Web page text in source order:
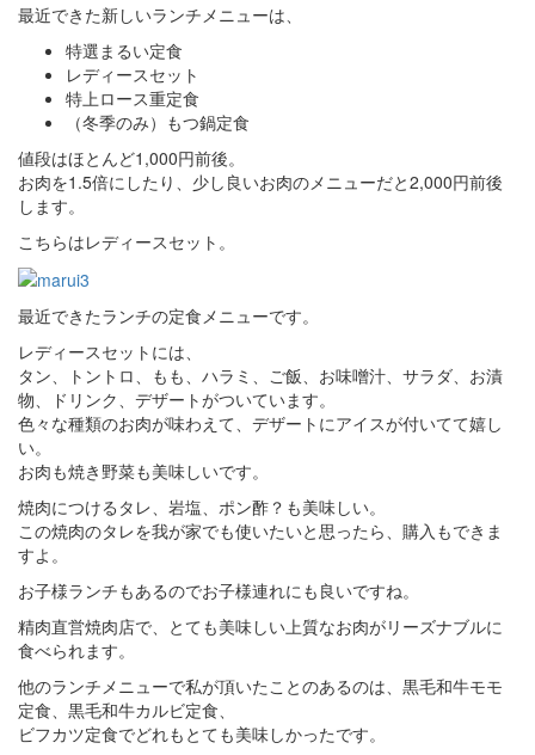
最近できた新しいランチメニューは、
特選まるい定食
レディースセット
特上ロース重定食
（冬季のみ）もつ鍋定食
値段はほとんど1,000円前後。
お肉を1.5倍にしたり、少し良いお肉のメニューだと2,000円前後
します。
こちらはレディースセット。
最近できたランチの定食メニューです。
レディースセットには、
タン、トントロ、もも、ハラミ、ご飯、お味噌汁、サラダ、お漬
物、ドリンク、デザートがついています。
色々な種類のお肉が味わえて、デザートにアイスが付いてて嬉し
い。
お肉も焼き野菜も美味しいです。
焼肉につけるタレ、岩塩、ポン酢？も美味しい。
この焼肉のタレを我が家でも使いたいと思ったら、購入もできま
すよ。
お子様ランチもあるのでお子様連れにも良いですね。
精肉直営焼肉店で、とても美味しい上質なお肉がリーズナブルに
食べられます。
他のランチメニューで私が頂いたことのあるのは、黒毛和牛モモ
定食、黒毛和牛カルビ定食、
ビフカツ定食でどれもとても美味しかったです。